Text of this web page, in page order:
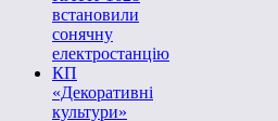
встановили
сонячну
електростанцію
КП
«Декоративні
культури»